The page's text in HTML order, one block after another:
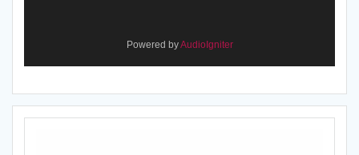
Powered byAudioIgniter